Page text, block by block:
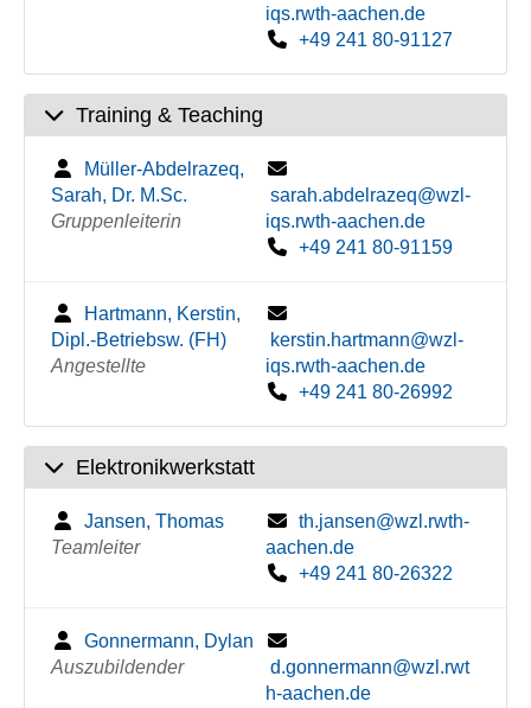
iqs.rwth-aachen.de
+49 241 80-91127
Training & Teaching
Müller-Abdelrazeq,
Sarah, Dr. M.Sc.
Gruppenleiterin
sarah.abdelrazeq@wzl-
iqs.rwth-aachen.de
+49 241 80-91159
Hartmann, Kerstin,
Dipl.-Betriebsw. (FH)
Angestellte
kerstin.hartmann@wzl-
iqs.rwth-aachen.de
+49 241 80-26992
Elektronikwerkstatt
Jansen, Thomas
Teamleiter
th.jansen@wzl.rwth-
aachen.de
+49 241 80-26322
Gonnermann, Dylan
Auszubildender
d.gonnermann@wzl.rwt
h-aachen.de